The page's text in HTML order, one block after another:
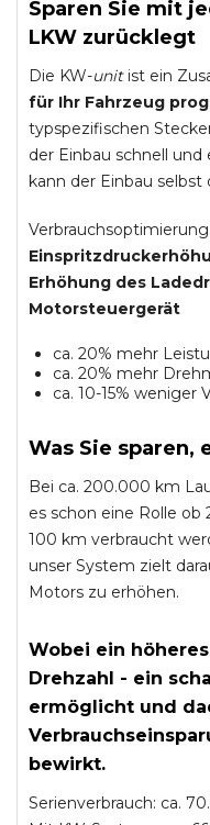
Sparen Sie mit
LKW zurücklegt
Die KW-unitist ein
für Ihr Fahrzeug
typspezifischen
der Einbau schnell
kann der Einbau
Erhöhung des
Motorsteuergerät
ca. 20% mehr
ca. 20% mehr
ca. 10-15% weniger
Was Sie sparen,
Bei ca. 200.000 km
es schon eine Rolle
100 km verbraucht
unser System zielt
Motors zu erhöhen.
Wobei ein
Drehzahl - ein
ermöglicht und
bewirkt.
Serienverbrauch: ca.